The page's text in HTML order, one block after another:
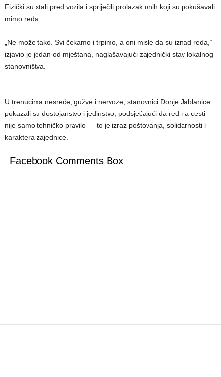
Fizički su stali pred vozila i spriječili prolazak onih koji su pokušavali
mimo reda.
„Ne može tako. Svi čekamo i trpimo, a oni misle da su iznad reda,“
izjavio je jedan od mještana, naglašavajući zajednički stav lokalnog
stanovništva.
U trenucima nesreće, gužve i nervoze, stanovnici Donje Jablanice
pokazali su dostojanstvo i jedinstvo, podsjećajući da red na cesti
nije samo tehničko pravilo — to je izraz poštovanja, solidarnosti i
karaktera zajednice.
Facebook Comments Box